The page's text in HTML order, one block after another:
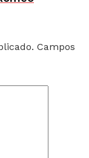
Campos